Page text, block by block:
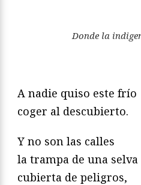
Donde la
A nadie quiso este frío
coger al descubierto.
Y no son las calles
la trampa de una selva
cubierta de peligros,